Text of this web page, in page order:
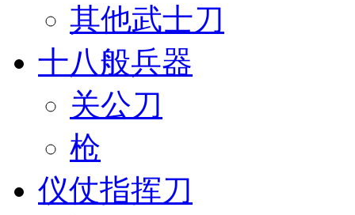
其他武士刀
十八般兵器
关公刀
枪
仪仗指挥刀